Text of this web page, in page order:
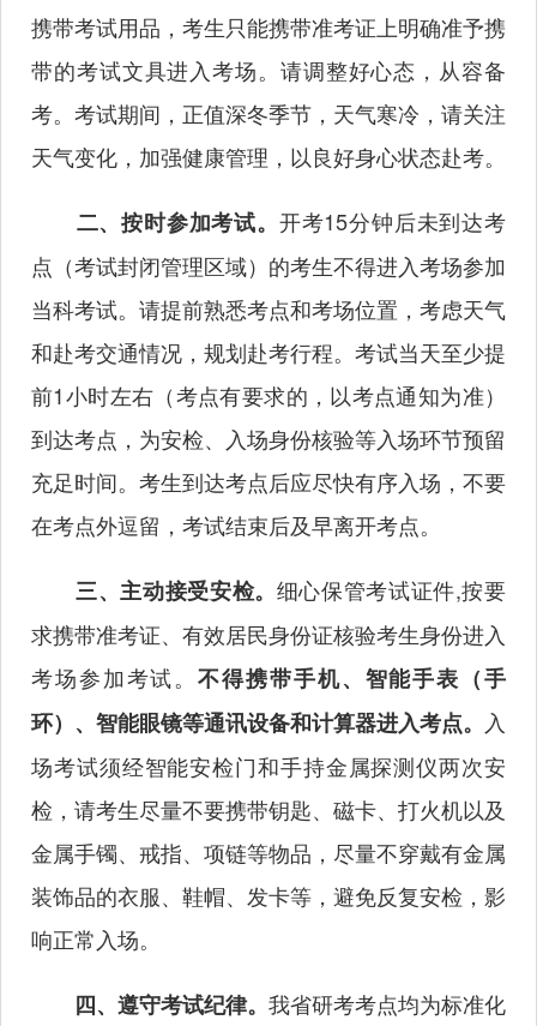
携带考试用品，考生只能携带准考证上明确准予携
带的考试文具进入考场。请调整好心态，从容备
考。考试期间，正值深冬季节，天气寒冷，请关注
天气变化，加强健康管理，以良好身心状态赴考。
二、按时参加考试。 开考15分钟后未到达考
点（考试封闭管理区域）的考生不得进入考场参加
当科考试。请提前熟悉考点和考场位置，考虑天气
和赴考交通情况，规划赴考行程。考试当天至少提
前1小时左右（考点有要求的，以考点通知为准）
到达考点，为安检、入场身份核验等入场环节预留
充足时间。考生到达考点后应尽快有序入场，不要
在考点外逗留，考试结束后及早离开考点。
三、主动接受安检。 细心保管考试证件,按要
求携带准考证、有效居民身份证核验考生身份进入
考场参加考试。不得携带手机、智能手表（手
环）、智能眼镜等通讯设备和计算器进入考点。 入
场考试须经智能安检门和手持金属探测仪两次安
检，请考生尽量不要携带钥匙、磁卡、打火机以及
金属手镯、戒指、项链等物品，尽量不穿戴有金属
装饰品的衣服、鞋帽、发卡等，避免反复安检，影
响正常入场。
四、遵守考试纪律。 我省研考考点均为标准化